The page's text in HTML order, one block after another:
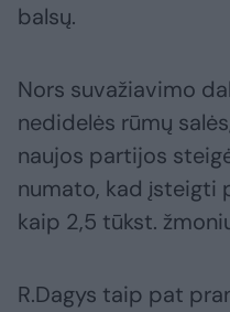
balsų.
Nors suvažiavimo
nedidelės rūmų
naujos partijos
numato, kad įsteigti
kaip 2,5 tūkst.
R.Dagys taip pat